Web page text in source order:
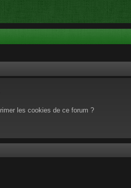
les cookies de ce forum ?